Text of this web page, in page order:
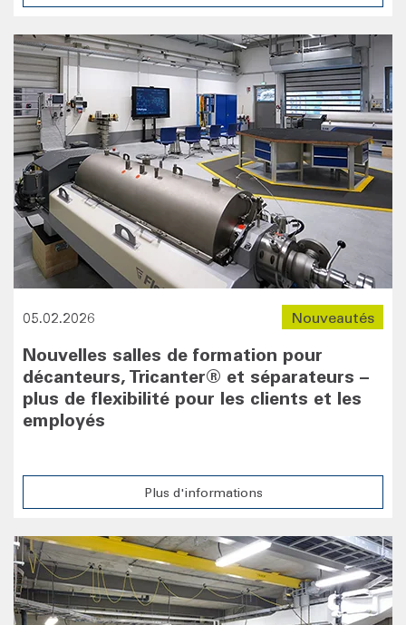
Nouveautés
05.02.2026
Nouvelles salles de formation pour
décanteurs, Tricanter® et séparateurs –
plus de flexibilité pour les clients et les
employés
Plus d'informations